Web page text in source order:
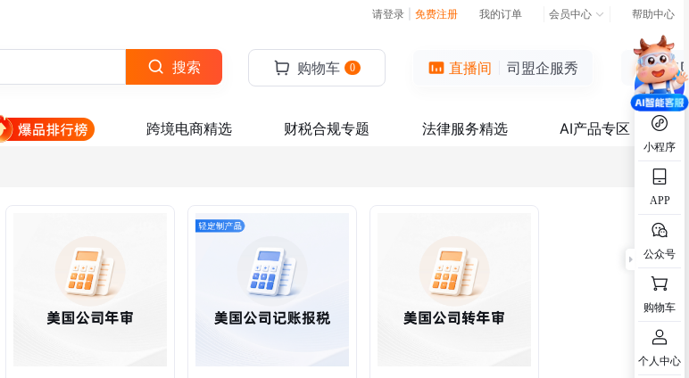
请登录 免费注册 我的订单 会员中心 帮助中心
小程序
APP
公众号
购物车
个人中心
搜索 购物车 0 直播间 司盟企服秀
跨境电商精选 财税合规专题 法律服务精选 AI产品专区